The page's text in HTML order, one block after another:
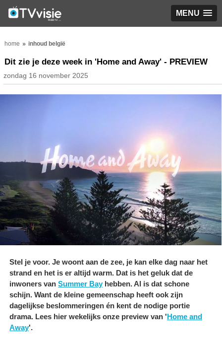
MENU
home inhoud belgië
Dit zie je deze week in 'Home and Away' - PREVIEW
zondag 16 november 2025
Stel je voor. Je woont aan de zee, je kan elke dag naar het
strand en het is er altijd warm. Dat is het geluk dat de
inwoners van Summer Bay hebben. Al is dat schone
schijn. Want de kleine gemeenschap heeft ook zijn
dagelijkse beslommeringen én kent de nodige portie
drama. Lees hier wekelijks onze preview van 'Home and
Away'.